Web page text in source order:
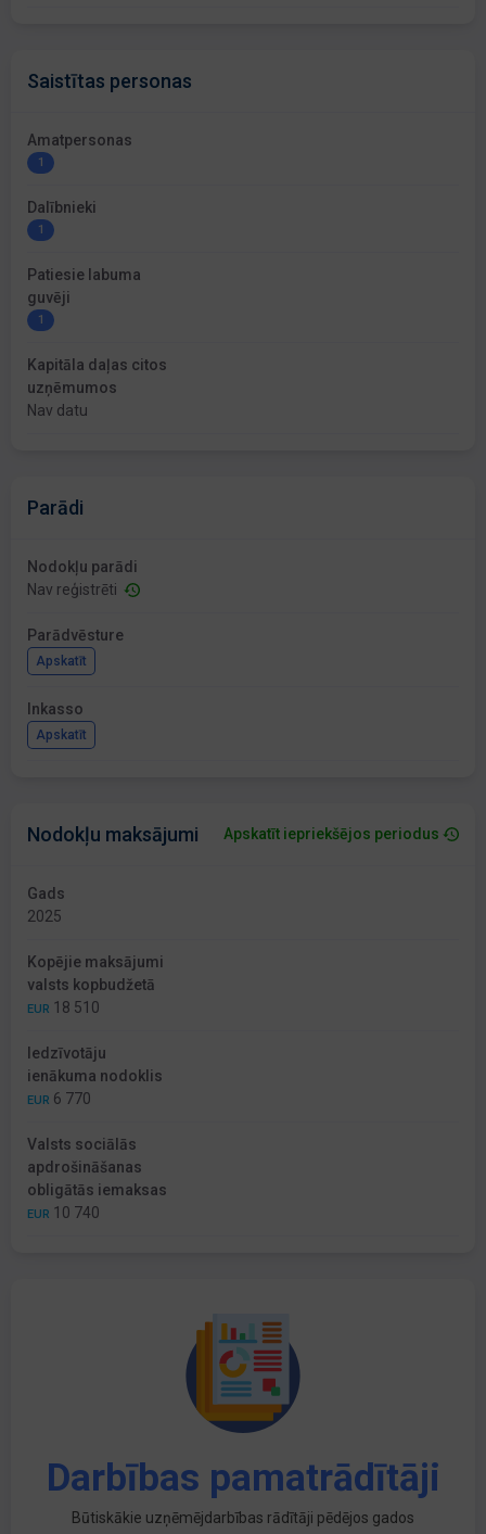
Saistītas personas
Amatpersonas
1
Dalībnieki
1
Patiesie labuma
guvēji
1
Kapitāla daļas citos
uzņēmumos
Nav datu
Parādi
Nodokļu parādi
Nav reģistrēti
Parādvēsture
Apskatīt
Inkasso
Apskatīt
Nodokļu maksājumi Apskatīt iepriekšējos periodus
Gads
2025
Kopējie maksājumi
valsts kopbudžetā
EUR 18 510
Iedzīvotāju
ienākuma nodoklis
EUR 6 770
Valsts sociālās
apdrošināšanas
obligātās iemaksas
EUR 10 740
Darbības pamatrādītāji
Būtiskākie uzņēmējdarbības rādītāji pēdējos gados